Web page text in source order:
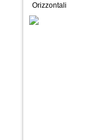
Orizzontali